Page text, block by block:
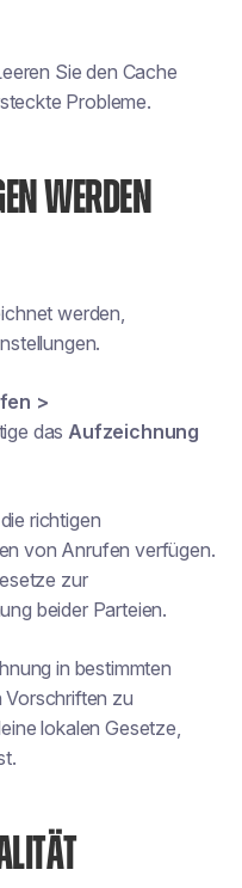
Sie den Cache
Probleme.
WERDEN
werden,
>
dasAufzeichnung
richtigen
von Anrufen verfügen.
zur
beider Parteien.
in bestimmten
Vorschriften zu
lokalen Gesetze,